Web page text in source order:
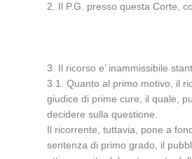
2. Il P.G. presso questa Corte,
3. Il ricorso e’ inammissibile
3.1. Quanto al primo motivo, il
giudice di prime cure, il quale,
decidere sulla questione.
Il ricorrente, tuttavia, pone a
sentenza di primo grado, il